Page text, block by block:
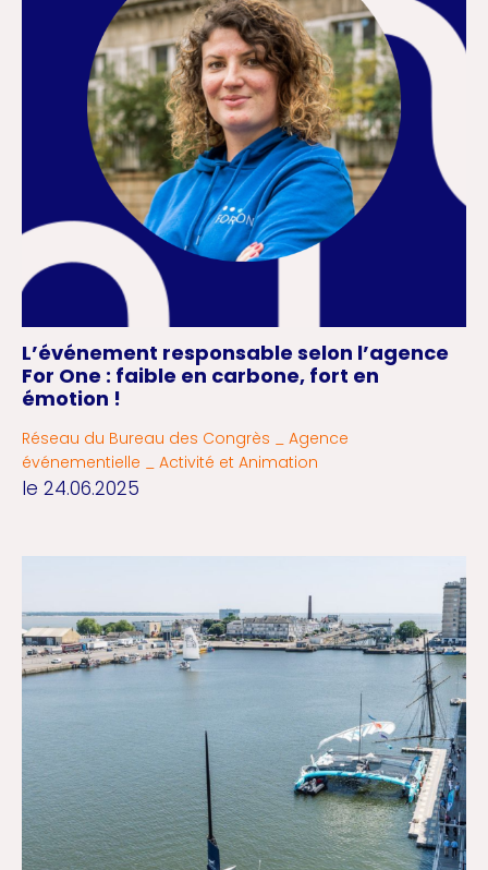
L’événement responsable selon l’agence
For One : faible en carbone, fort en
émotion !
Réseau du Bureau des Congrès _ Agence
événementielle _ Activité et Animation
le 24.06.2025